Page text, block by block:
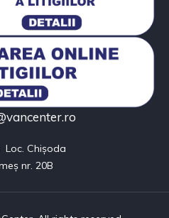
Loc. Chișoda
nr. 20B